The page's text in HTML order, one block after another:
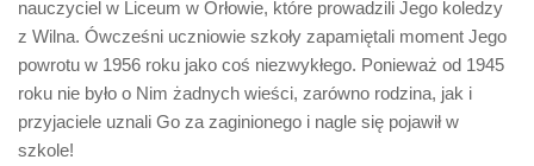
nauczyciel w Liceum w Orłowie, które prowadzili Jego koledzy
z Wilna. Ówcześni uczniowie szkoły zapamiętali moment Jego
powrotu w 1956 roku jako coś niezwykłego. Ponieważ od 1945
roku nie było o Nim żadnych wieści, zarówno rodzina, jak i
przyjaciele uznali Go za zaginionego i nagle się pojawił w
szkole!